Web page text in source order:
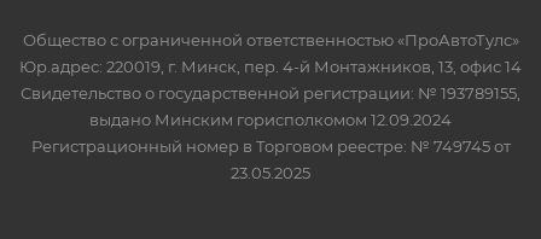
Общество с ограниченной ответственностью «ПроАвтоТулс»
Юр.адрес: 220019, г. Минск, пер. 4-й Монтажников, 13, офис 14
Свидетельство о государственной регистрации: № 193789155,
выдано Минским горисполкомом 12.09.2024
Регистрационный номер в Торговом реестре: № 749745 от
23.05.2025